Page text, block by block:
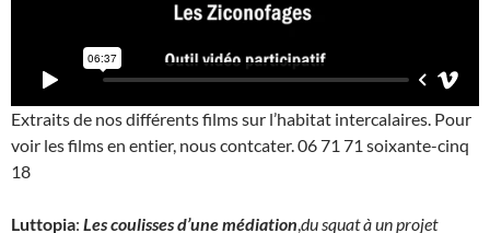
Extraits de nos différents films sur l’habitat intercalaires. Pour
voir les films en entier, nous contcater. 06 71 71 soixante-cinq
18
Luttopia: Les coulisses d’une médiation du squat à un projet